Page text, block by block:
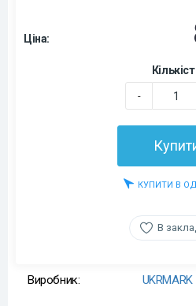
Ціна:
-
КУПИТИ В
В
Виробник: UKRMARK